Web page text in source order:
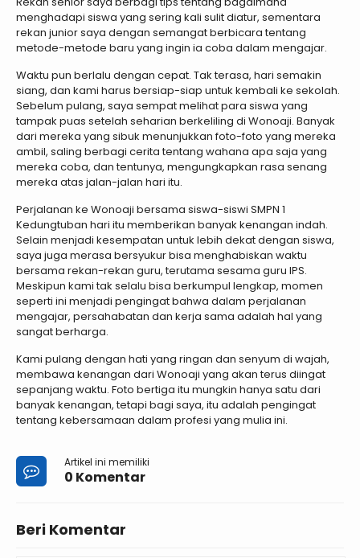
menghadapi siswa yang sering kali sulit diatur, sementara
rekan junior saya dengan semangat berbicara tentang
metode-metode baru yang ingin ia coba dalam mengajar.
Waktu pun berlalu dengan cepat. Tak terasa, hari semakin
siang, dan kami harus bersiap-siap untuk kembali ke sekolah.
Sebelum pulang, saya sempat melihat para siswa yang
tampak puas setelah seharian berkeliling di Wonoaji. Banyak
dari mereka yang sibuk menunjukkan foto-foto yang mereka
ambil, saling berbagi cerita tentang wahana apa saja yang
mereka coba, dan tentunya, mengungkapkan rasa senang
mereka atas jalan-jalan hari itu.
Perjalanan ke Wonoaji bersama siswa-siswi SMPN 1
Kedungtuban hari itu memberikan banyak kenangan indah.
Selain menjadi kesempatan untuk lebih dekat dengan siswa,
saya juga merasa bersyukur bisa menghabiskan waktu
bersama rekan-rekan guru, terutama sesama guru IPS.
Meskipun kami tak selalu bisa berkumpul lengkap, momen
seperti ini menjadi pengingat bahwa dalam perjalanan
mengajar, persahabatan dan kerja sama adalah hal yang
sangat berharga.
Kami pulang dengan hati yang ringan dan senyum di wajah,
membawa kenangan dari Wonoaji yang akan terus diingat
sepanjang waktu. Foto bertiga itu mungkin hanya satu dari
banyak kenangan, tetapi bagi saya, itu adalah pengingat
tentang kebersamaan dalam profesi yang mulia ini.
Artikel ini memiliki
0 Komentar
Beri Komentar